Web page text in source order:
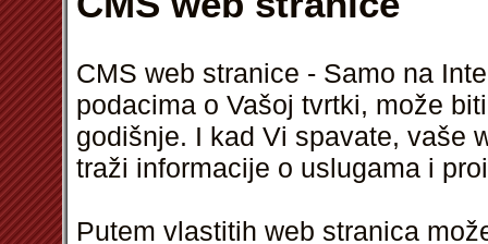
CMS web stranice - Samo na
podacima o Vašoj tvrtki, može
godišnje. I kad Vi spavate, vaše
traži informacije o uslugama i
Putem vlastitih web stranica